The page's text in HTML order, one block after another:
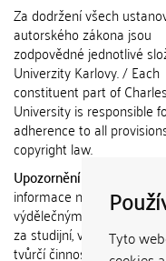
Tyto
Za dodržení všech
autorského zákona jsou
zodpovědné jednotlivé
Univerzity Karlovy. / Each
constituent part of Charles
University is responsible
adherence to all
copyright law.
Upozornění / Notice:
informace nemohou být
výdělečným účelům
za studijní, vědeckou
tvůrčí činnost jiné osoby